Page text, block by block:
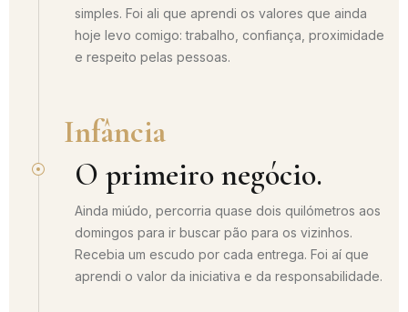
simples. Foi ali que aprendi os valores que ainda
hoje levo comigo: trabalho, confiança, proximidade
e respeito pelas pessoas.
Infância
O primeiro negócio.
Ainda miúdo, percorria quase dois quilómetros aos
domingos para ir buscar pão para os vizinhos.
Recebia um escudo por cada entrega. Foi aí que
aprendi o valor da iniciativa e da responsabilidade.